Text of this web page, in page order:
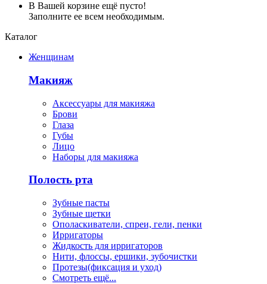
В Вашей корзине ещё пусто!
Заполните ее всем необходимым.
Каталог
Женщинам
Макияж
Аксессуары для макияжа
Брови
Глаза
Губы
Лицо
Наборы для макияжа
Полость рта
Зубные пасты
Зубные щетки
Ополаскиватели, спреи, гели, пенки
Ирригаторы
Жидкость для ирригаторов
Нити, флоссы, ершики, зубочистки
Протезы(фиксация и уход)
Смотреть ещё...